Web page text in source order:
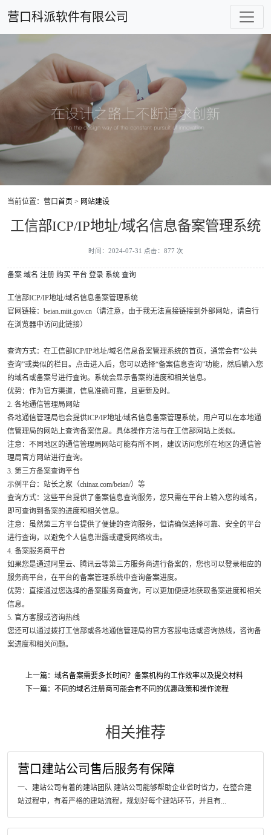
营口科派软件有限公司
当前位置：营口首页 > 网站建设
工信部ICP/IP地址/域名信息备案管理系统
时间：2024-07-31 点击：877 次
备案 域名 注册 购买 平台 登录 系统 查询
工信部ICP/IP地址/域名信息备案管理系统
官网链接：beian.miit.gov.cn（请注意，由于我无法直接链接到外部网站，请自行
在浏览器中访问此链接）
查询方式：在工信部ICP/IP地址/域名信息备案管理系统的首页，通常会有“公共
查询”或类似的栏目。点击进入后，您可以选择“备案信息查询”功能，然后输入您
的域名或备案号进行查询。系统会显示备案的进度和相关信息。
优势：作为官方渠道，信息准确可靠，且更新及时。
2. 各地通信管理局网站
各地通信管理局也会提供ICP/IP地址/域名信息备案管理系统，用户可以在本地通
信管理局的网站上查询备案信息。具体操作方法与在工信部网站上类似。
注意：不同地区的通信管理局网站可能有所不同，建议访问您所在地区的通信管
理局官方网站进行查询。
3. 第三方备案查询平台
示例平台：站长之家（chinaz.com/beian/）等
查询方式：这些平台提供了备案信息查询服务，您只需在平台上输入您的域名，
即可查询到备案的进度和相关信息。
注意：虽然第三方平台提供了便捷的查询服务，但请确保选择可靠、安全的平台
进行查询，以避免个人信息泄露或遭受网络攻击。
4. 备案服务商平台
如果您是通过阿里云、腾讯云等第三方服务商进行备案的，您也可以登录相应的
服务商平台，在平台的备案管理系统中查询备案进度。
优势：直接通过您选择的备案服务商查询，可以更加便捷地获取备案进度和相关
信息。
5. 官方客服或咨询热线
您还可以通过拨打工信部或各地通信管理局的官方客服电话或咨询热线，咨询备
案进度和相关问题。
上一篇：域名备案需要多长时间？备案机构的工作效率以及提交材料
下一篇：不同的域名注册商可能会有不同的优惠政策和操作流程
相关推荐
营口建站公司售后服务有保障
一、建站公司有着的建站团队 建站公司能够帮助企业省时省力，在整合建
站过程中，有着严格的建站流程，规划好每个建站环节，并且有...